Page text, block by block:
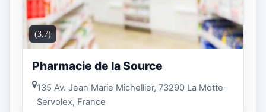
(3.7)
Pharmacie de la Source
135 Av. Jean Marie Michellier, 73290 La Motte-
Servolex, France